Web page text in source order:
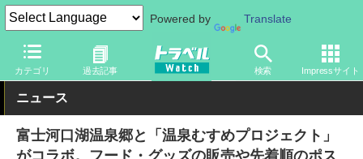
Powered by Translate
カテゴリ 過去記事 検索 Impressサイト
トラベル Watch 旅の方法 鉄旅 鉄道
ニュース
富士河口湖温泉郷と「温泉むすめプロジェクト」
がコラボ。フード・グッズの販売や先着順のポス